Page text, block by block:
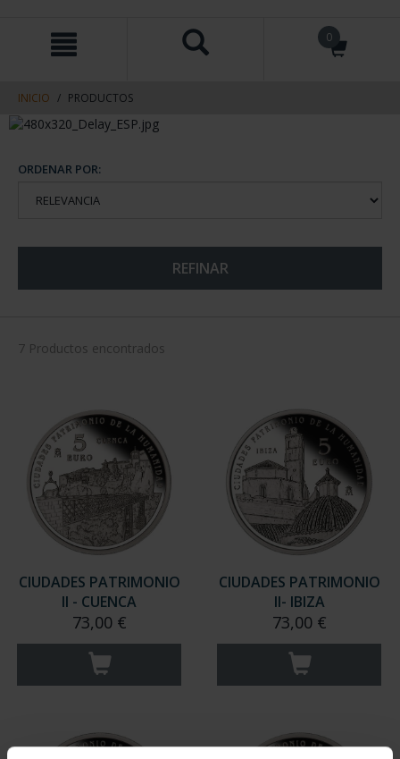
contenido
navegacin
0
INICIO PRODUCTOS
ORDENAR POR:
REFINAR
7 Productos encontrados
CIUDADES PATRIMONIO
II - CUENCA
73,00 €
CIUDADES PATRIMONIO
II- IBIZA
73,00 €